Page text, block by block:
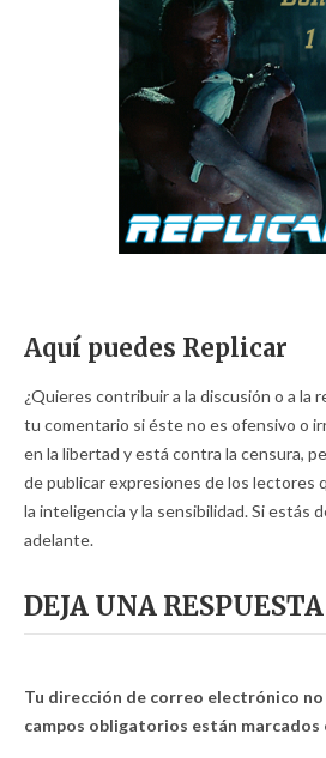
Aquí puedes Replicar
¿Quieres contribuir a la discusión o a la
tu comentario si éste no es ofensivo o
en la libertad y está contra la censura,
de publicar expresiones de los lectores
la inteligencia y la sensibilidad. Si estás
adelante.
DEJA UNA RESPUESTA
Tu dirección de correo electrónico no
campos obligatorios están marcados